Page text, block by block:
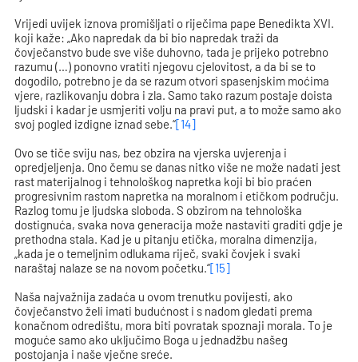
Vrijedi uvijek iznova promišljati o riječima pape Benedikta XVI.
koji kaže: „Ako napredak da bi bio napredak traži da
čovječanstvo bude sve više duhovno, tada je prijeko potrebno
razumu (…) ponovno vratiti njegovu cjelovitost, a da bi se to
dogodilo, potrebno je da se razum otvori spasenjskim moćima
vjere, razlikovanju dobra i zla. Samo tako razum postaje doista
ljudski i kadar je usmjeriti volju na pravi put, a to može samo ako
svoj pogled izdigne iznad sebe.“[14]
Ovo se tiče sviju nas, bez obzira na vjerska uvjerenja i
opredjeljenja. Ono čemu se danas nitko više ne može nadati jest
rast materijalnog i tehnološkog napretka koji bi bio praćen
progresivnim rastom napretka na moralnom i etičkom području.
Razlog tomu je ljudska sloboda. S obzirom na tehnološka
dostignuća, svaka nova generacija može nastaviti graditi gdje je
prethodna stala. Kad je u pitanju etička, moralna dimenzija,
„kada je o temeljnim odlukama riječ, svaki čovjek i svaki
naraštaj nalaze se na novom početku.“[15]
Naša najvažnija zadaća u ovom trenutku povijesti, ako
čovječanstvo želi imati budućnost i s nadom gledati prema
konačnom odredištu, mora biti povratak spoznaji morala. To je
moguće samo ako uključimo Boga u jednadžbu našeg
postojanja i naše vječne sreće.